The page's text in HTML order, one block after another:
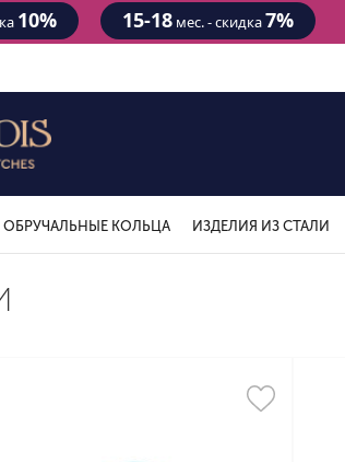
10% 15-18мес. - скидка7%
ОБРУЧАЛЬНЫЕ КОЛЬЦА ИЗДЕЛИЯ ИЗ СТАЛИ